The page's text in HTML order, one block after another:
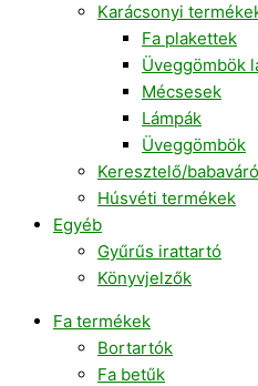
Karácsonyi
Fa plakettek
Üveggömbök
Mécsesek
Lámpák
Üveggömbök
Keresztelő/
Húsvéti termékek
Egyéb
Gyűrűs irattartó
Könyvjelzők
Fa termékek
Bortartók
Fa betűk